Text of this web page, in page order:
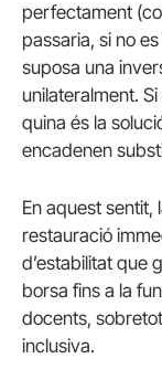
perfectament
passaria, si no
suposa una
unilateralment.
quina és la
encadenen
En aquest sentit,
restauració
d’estabilitat que
borsa fins a la
docents, sobretot
inclusiva.